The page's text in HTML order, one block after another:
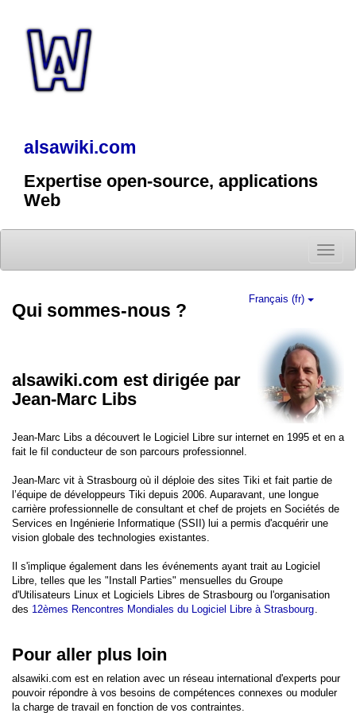
alsawiki.com
Expertise open-source, applications
Web
Toggle
Français (fr)
Qui sommes-nous ?
alsawiki.com est dirigée par
Jean-Marc Libs
Jean-Marc Libs a découvert le Logiciel Libre sur internet en 1995 et en a
fait le fil conducteur de son parcours professionnel.
Jean-Marc vit à Strasbourg où il déploie des sites Tiki et fait partie de
l’équipe de développeurs Tiki depuis 2006. Auparavant, une longue
carrière professionnelle de consultant et chef de projets en Sociétés de
Services en Ingénierie Informatique (SSII) lui a permis d'acquérir une
vision globale des technologies existantes.
Il s'implique également dans les événements ayant trait au Logiciel
Libre, telles que les "Install Parties" mensuelles du Groupe
d'Utilisateurs Linux et Logiciels Libres de Strasbourg ou l'organisation
des 12èmes Rencontres Mondiales du Logiciel Libre à Strasbourg.
Pour aller plus loin
alsawiki.com est en relation avec un réseau international d'experts pour
pouvoir répondre à vos besoins de compétences connexes ou moduler
la charge de travail en fonction de vos contraintes.